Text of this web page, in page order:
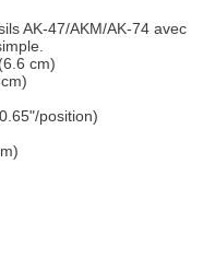
AK-47/AKM/AK-74 avec
cm)
position)